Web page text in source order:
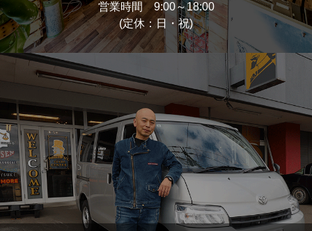
営業時間 9:00～18:00
(定休：日・祝)